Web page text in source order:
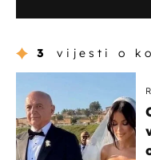
3 vijesti o